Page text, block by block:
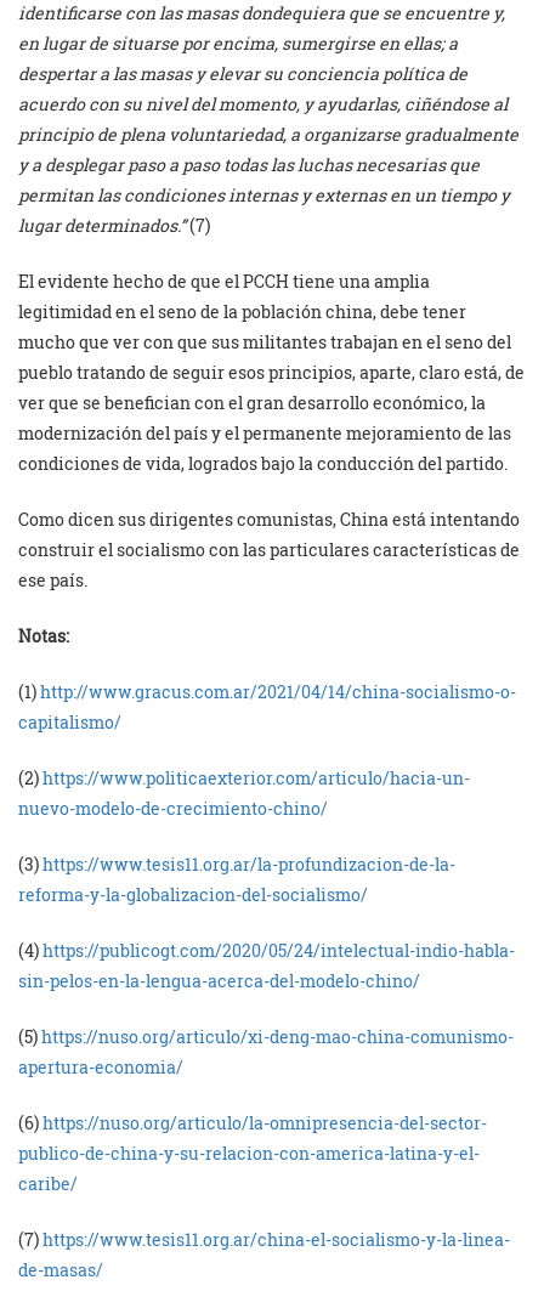
identificarse con las masas dondequiera que se encuentre y,
en lugar de situarse por encima, sumergirse en ellas; a
despertar a las masas y elevar su conciencia política de
acuerdo con su nivel del momento, y ayudarlas, ciñéndose al
principio de plena voluntariedad, a organizarse gradualmente
y a desplegar paso a paso todas las luchas necesarias que
permitan las condiciones internas y externas en un tiempo y
lugar determinados.”(7)
El evidente hecho de que el PCCH tiene una amplia
legitimidad en el seno de la población china, debe tener
mucho que ver con que sus militantes trabajan en el seno del
pueblo tratando de seguir esos principios, aparte, claro está, de
ver que se benefician con el gran desarrollo económico, la
modernización del país y el permanente mejoramiento de las
condiciones de vida, logrados bajo la conducción del partido.
Como dicen sus dirigentes comunistas, China está intentando
construir el socialismo con las particulares características de
ese país.
Notas:
(1)http://www.gracus.com.ar/2021/04/14/china-socialismo-o-
capitalismo/
(2)https://www.politicaexterior.com/articulo/hacia-un-
nuevo-modelo-de-crecimiento-chino/
(3)https://www.tesis11.org.ar/la-profundizacion-de-la-
reforma-y-la-globalizacion-del-socialismo/
(4)https://publicogt.com/2020/05/24/intelectual-indio-habla-
sin-pelos-en-la-lengua-acerca-del-modelo-chino/
(5)https://nuso.org/articulo/xi-deng-mao-china-comunismo-
apertura-economia/
(6)https://nuso.org/articulo/la-omnipresencia-del-sector-
publico-de-china-y-su-relacion-con-america-latina-y-el-
caribe/
(7)https://www.tesis11.org.ar/china-el-socialismo-y-la-linea-
de-masas/